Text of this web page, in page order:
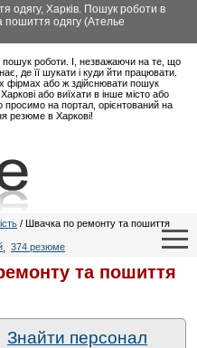
одягу, Харків. Пошук роботи в
пошиття одягу (Ателье
пошук роботи. І, незважаючи на те, що
де її шукати і куди йти працювати.
фірмах або ж здійснювати пошук
або виїхати в інше місто або
просимо на портал, орієнтований на
резюме в Харкові!
/ Швачка по ремонту та пошиття
, 374 резюме
та пошиття
Знайти персонал